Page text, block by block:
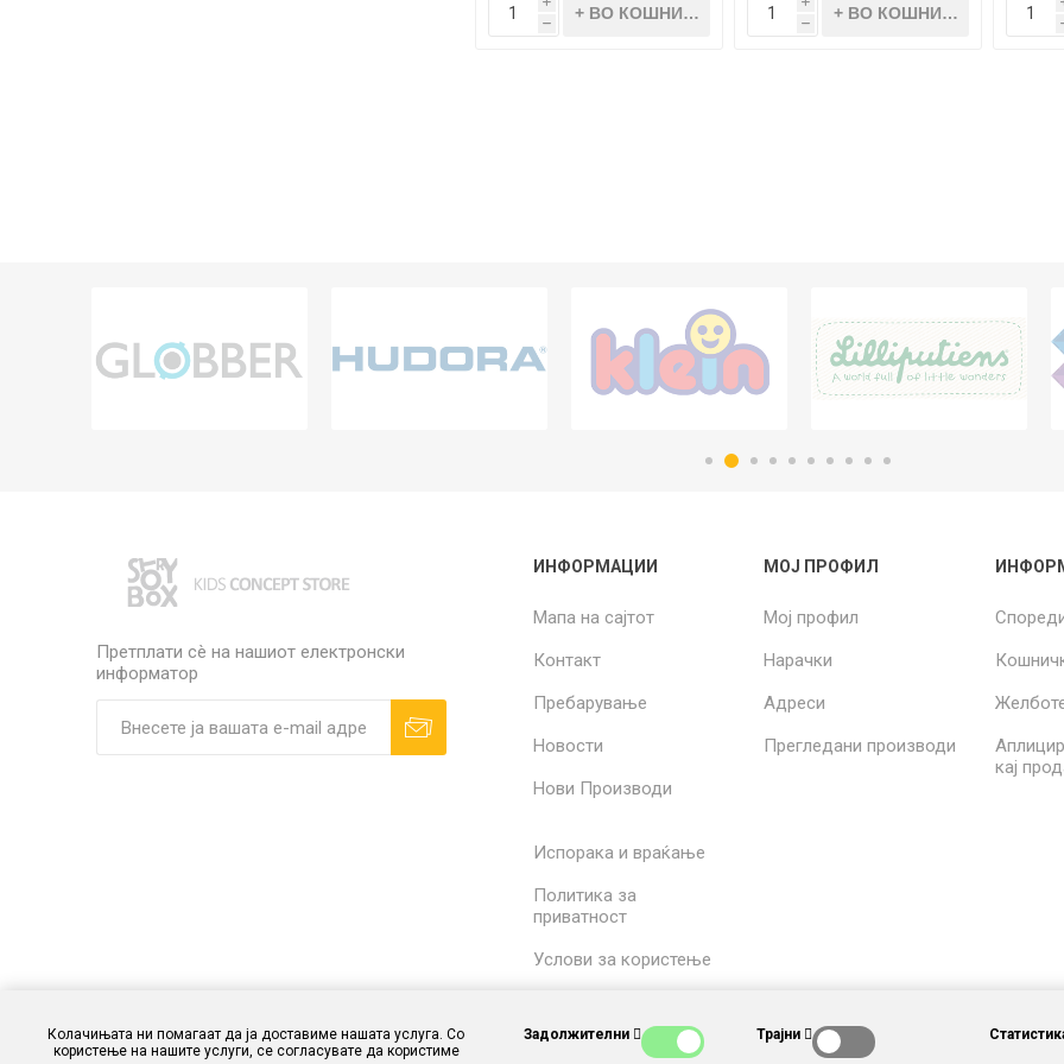
i
h
i
h
Претплати сè на нашиот електронски
информатор
ИНФОРМАЦИИ
Мапа на сајтот
Контакт
Пребарување
Новости
Нови Производи
Испорака и враќање
Политика за
приватност
Услови за користење
МОЈ ПРОФИЛ
Мој профил
Нарачки
Адреси
Прегледани производи
кај
Колачињата ни помагаат да ја доставиме нашата услуга. Со
користење на нашите услуги, се согласувате да користиме
Задолжителни Трајни